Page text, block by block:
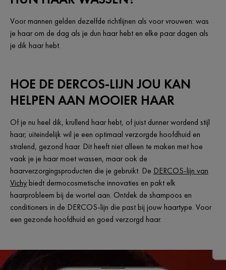
Voor mannen gelden dezelfde richtlijnen als voor vrouwen: was
je haar om de dag als je dun haar hebt en elke paar dagen als
je dik haar hebt.
HOE DE DERCOS-LIJN JOU KAN
HELPEN AAN MOOIER HAAR
Of je nu heel dik, krullend haar hebt, of juist dunner wordend stijl
haar; uiteindelijk wil je een optimaal verzorgde hoofdhuid en
stralend, gezond haar. Dit heeft niet alleen te maken met hoe
vaak je je haar moet wassen, maar ook de
haarverzorgingsproducten die je gebruikt. De DERCOS-lijn van
Vichybiedt dermocosmetische innovaties en pakt elk
haarprobleem bij de wortel aan. Ontdek de shampoos en
conditioners in de DERCOS-lijn die past bij jouw haartype. Voor
een gezonde hoofdhuid en goed verzorgd haar.